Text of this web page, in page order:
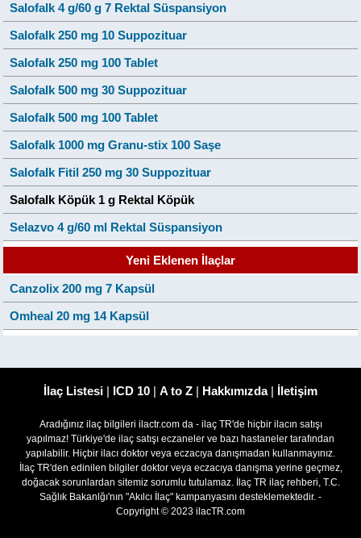
Salofalk 4 g/60 g 7 Rektal Süspansiyon
Salofalk 250 mg 10 Suppozituar
Salofalk 250 mg 100 Tablet
Salofalk 500 mg 30 Suppozituar
Salofalk 500 mg 100 Tablet
Salofalk 1000 mg Granu-stix 100 Saşe
Salofalk Fitil 250 mg 30 Suppozituar
Salofalk Köpük 1 g Rektal Köpük
Selazvo 4 g/60 ml Rektal Süspansiyon
Yeni Eklenen İlaçlar
Canzolix 200 mg 7 Kapsül
Omheal 20 mg 14 Kapsül
İlaç Listesi | ICD 10 | A to Z | Hakkımızda| İletişim
Aradığınız ilaç bilgileri ilactr.com da - ilaç TR'de hiçbir ilacın satışı
yapılmaz! Türkiye'de ilaç satışı eczaneler ve bazı hastaneler tarafından
yapılabilir. Hiçbir ilacı doktor veya eczacıya danışmadan kullanmayınız.
İlaç TR'den edinilen bilgiler doktor veya eczacıya danışma yerine geçmez,
doğacak sorunlardan sitemiz sorumlu tutulamaz. İlaç TR ilaç rehberi, T.C.
Sağlık Bakanlğı'nın "Akılcı İlaç" kampanyasını desteklemektedir. -
Copyright © 2023 ilacTR.com